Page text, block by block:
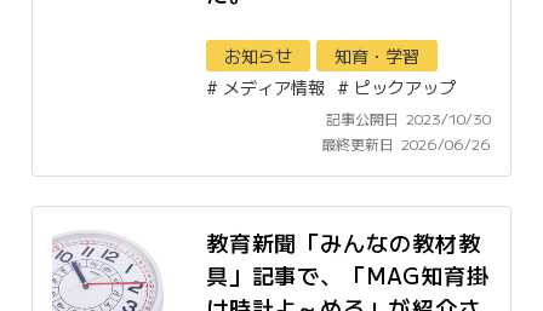
お知らせ
知育・学習
# メディア情報 # ピックアップ
記事公開日 2023/10/30
最終更新日 2026/06/26
教育新聞「みんなの教材教
具」記事で、「MAG知育掛